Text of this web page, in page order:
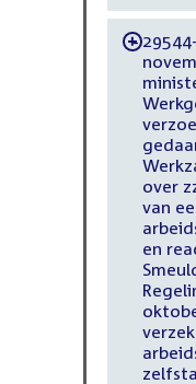
-
over
van
en